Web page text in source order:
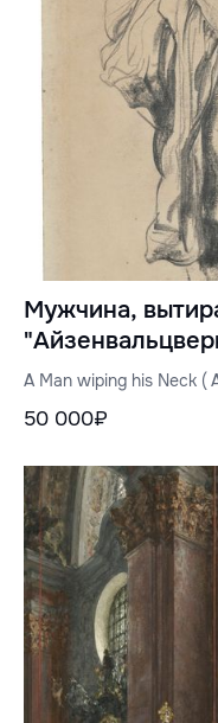
Мужчина,
A Man wiping his Neck (
50 000₽